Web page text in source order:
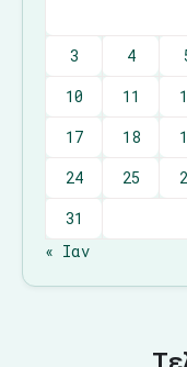
3
4
10
11
17
18
24
25
31
« Ιαν